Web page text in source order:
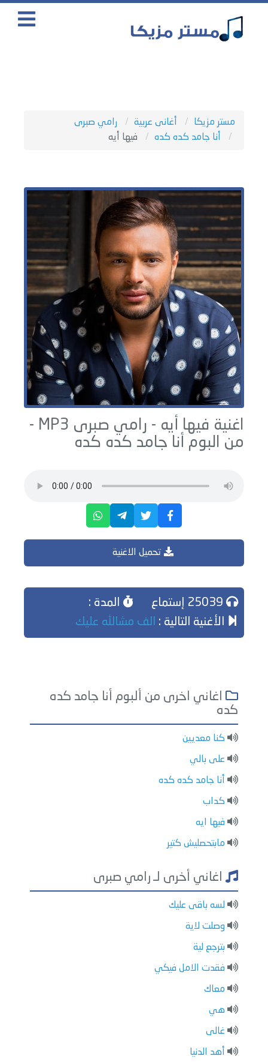
مستر مزيكا أغانى عربية
رامي صبرى
أنا جامد كده كده
فيها أيه
اغنية فيها أيه - رامي صبرى
MP3 -
من البوم
أنا جامد كده كده
تحميل الاغنية
المدة :
الأغنية التالية : الف مشالله عليك
اغاني اخرى من ألبوم أنا جامد كده
كده
كنا معديين
على بالي
أنا جامد كده كده
كداب
فيها ايه
مابتحصليش كتير
اغاني أخرى لـ رامي صبرى
لسه باقى عليك
وصلت لاية
بترجع لية
فقدت الامل فيكي
معاك
هي
غالى
أهد الدنيا